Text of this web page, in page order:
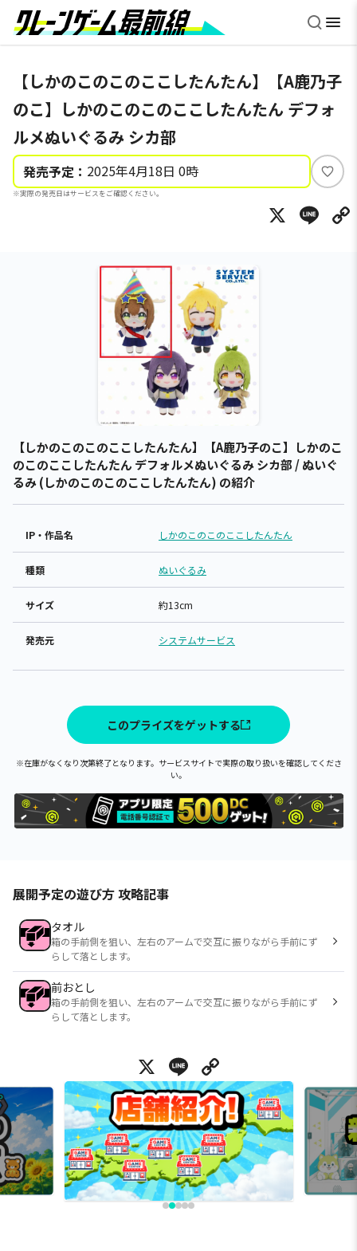
【しかのこのこのここしたんたん】【A鹿乃子
のこ】しかのこのこのここしたんたん デフォ
ルメぬいぐるみ シカ部
発売予定： 2025年4月18日 0時
※実際の発売日はサービスをご確認ください。
い
ね
X
【しかのこのこのここしたんたん】【A鹿乃子のこ】しかのこ
のこのここしたんたん デフォルメぬいぐるみ シカ部 / ぬいぐ
るみ (しかのこのこのここしたんたん) の紹介
IP・作品名 しかのこのこのここしたんたん
種類 ぬいぐるみ
サイズ 約13cm
発売元 システムサービス
このプライズをゲットする
※在庫がなくなり次第終了となります。サービスサイトで実際の取り扱いを確認してくださ
い。
展開予定の遊び方 攻略記事
タオル
箱の手前側を狙い、左右のアームで交互に振りながら手前にず
らして落とします。
前おとし
箱の手前側を狙い、左右のアームで交互に振りながら手前にず
らして落とします。
X Line